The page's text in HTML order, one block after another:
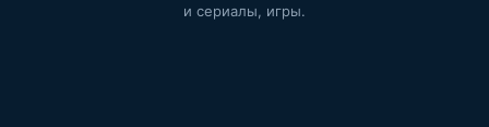
и сериалы, игры.